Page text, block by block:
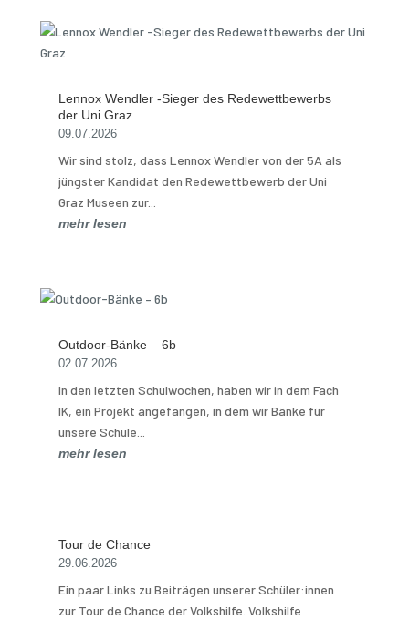
Lennox Wendler -Sieger des Redewettbewerbs
der Uni Graz
09.07.2026
Wir sind stolz, dass Lennox Wendler von der 5A als
jüngster Kandidat den Redewettbewerb der Uni
Graz Museen zur...
mehr lesen
Outdoor-Bänke – 6b
02.07.2026
In den letzten Schulwochen, haben wir in dem Fach
IK, ein Projekt angefangen, in dem wir Bänke für
unsere Schule...
mehr lesen
Tour de Chance
29.06.2026
Ein paar Links zu Beiträgen unserer Schüler:innen
zur Tour de Chance der Volkshilfe. Volkshilfe